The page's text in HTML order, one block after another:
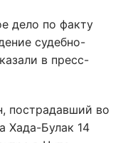
дело по факту
судебно-
в пресс-
пострадавший во
Хада-Булак 14